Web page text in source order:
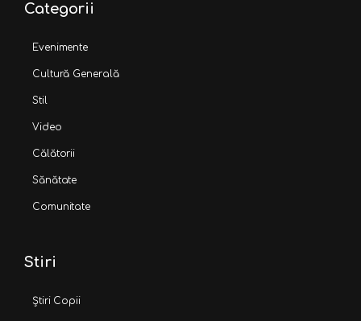
Categorii
Evenimente
Cultură Generală
Stil
Video
Călătorii
Sănătate
Comunitate
Stiri
Știri Copii